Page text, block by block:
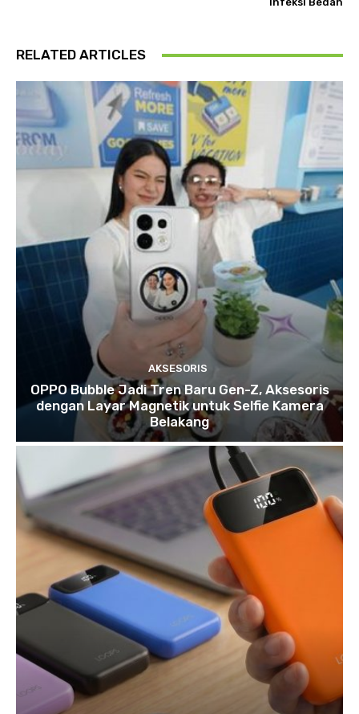
RELATED ARTICLES
AKSESORIS
OPPO Bubble Jadi Tren Baru Gen-Z, Aksesoris
dengan Layar Magnetik untuk Selfie Kamera
Belakang